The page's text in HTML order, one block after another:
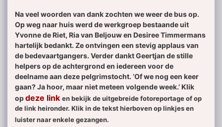
Na veel woorden van dank zochten we weer de bus op.
Op weg naar huis werd de werkgroep bestaande uit
Yvonne de Riet, Ria van Beljouw en Desiree Timmermans
hartelijk bedankt. Ze ontvingen een stevig applaus van
de bedevaartgangers. Verder dankt Geertjan de stille
helpers op de achtergrond en iedereen voor de
deelname aan deze pelgrimstocht. ’Of we nog een keer
gaan? Ja hoor, maar niet meteen volgende week.’ Klik
opdeze link en bekijk de uitgebreide fotoreportage of op
de link heironder. Klik in de tekst hierboven op linkjes en
luister naar enkele gezangen.